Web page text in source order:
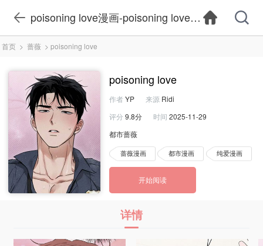
poisoning love漫画-poisoning love漫画下拉式观
首页 > 蔷薇 > poisoning love
poisoning love
作者 YP 来源 Ridi
评分 9.8分 时间 2025-11-29
都市蔷薇
蔷薇漫画 都市漫画 纯爱漫画
开始阅读
详情